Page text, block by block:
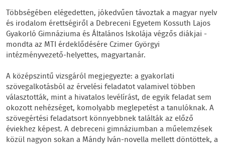
Többségében elégedetten, jókedvűen távoztak a magyar nyelv
és irodalom érettségiről a Debreceni Egyetem Kossuth Lajos
Gyakorló Gimnáziuma és Általános Iskolája végzős diákjai -
mondta az MTI érdeklődésére Czimer Györgyi
intézményvezető-helyettes, magyartanár.
A középszintű vizsgáról megjegyezte: a gyakorlati
szövegalkotásból az érvelési feladatot valamivel többen
választották, mint a hivatalos levélírást, de egyik feladat sem
okozott nehézséget, komolyabb meglepetést a tanulóknak. A
szövegértési feladatsort könnyebbnek találták az előző
éviekhez képest. A debreceni gimnáziumban a műelemzések
közül nagyon sokan a Mándy Iván-novella mellett döntöttek, a